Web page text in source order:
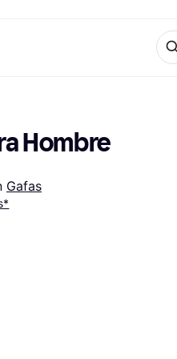
Hombre
Gafas